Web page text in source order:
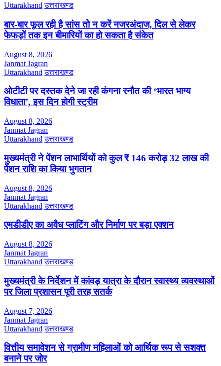
Uttarakhand उत्तराखण्ड
बार-बार फूल रही है सांस तो न करें नजरअंदाज, दिल से लेकर
फेफड़ों तक इन बीमारियों का हो सकता है संकेत
August 8, 2026
Janmat Jagran
Uttarakhand उत्तराखण्ड
ओटीटी पर दस्तक देने जा रही कंगना रनौत की ‘भारत भाग्य
विधाता’, इस दिन होगी स्ट्रीम
August 8, 2026
Janmat Jagran
Uttarakhand उत्तराखण्ड
मुख्यमंत्री ने पेंशन लाभार्थियों को कुल ₹ 146 करोड़ 32 लाख की
पेंशन राशि का किया भुगतान
August 8, 2026
Janmat Jagran
Uttarakhand उत्तराखण्ड
एमडीडीए का अवैध प्लाटिंग और निर्माण पर बड़ा एक्शन
August 8, 2026
Janmat Jagran
Uttarakhand उत्तराखण्ड
मुख्यमंत्री के निर्देशन में कांवड़ यात्रा के दौरान स्वास्थ्य व्यवस्थाओं
पर जिला प्रशासन पूरी तरह सतर्क
August 7, 2026
Janmat Jagran
Uttarakhand उत्तराखण्ड
वित्तीय समावेशन से ग्रामीण महिलाओं को आर्थिक रूप से सशक्त
बनाने पर जोर